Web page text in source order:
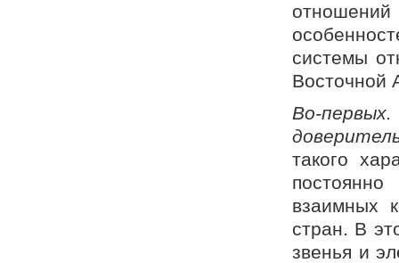
системы
Восточной
Во-
такого
взаимных
стран. В
звенья и